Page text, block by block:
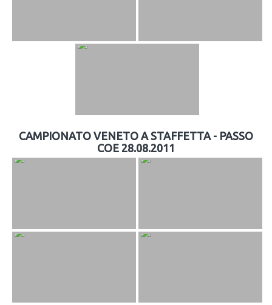
CAMPIONATO VENETO A STAFFETTA - PASSO
COE 28.08.2011